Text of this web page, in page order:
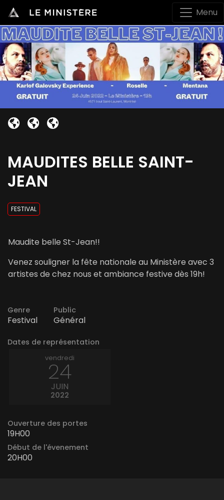
Menu
MAUDITES BELLE SAINT-
JEAN
FESTIVAL
Maudite belle St-Jean!!
Venez souligner la fête nationale au Ministère avec 3
artistes de chez nous et ambiance festive dès 19h!
Genre
Festival
Public
Général
Dates de représentation
vendredi
24
JUIN
2022
Ouverture des portes
19H00
Début de l'évenement
20H00